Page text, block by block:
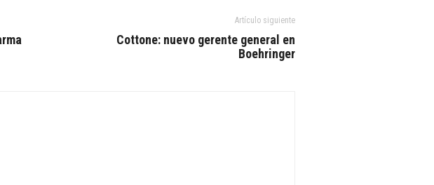
Artículo siguiente
Cottone: nuevo gerente general en
Boehringer